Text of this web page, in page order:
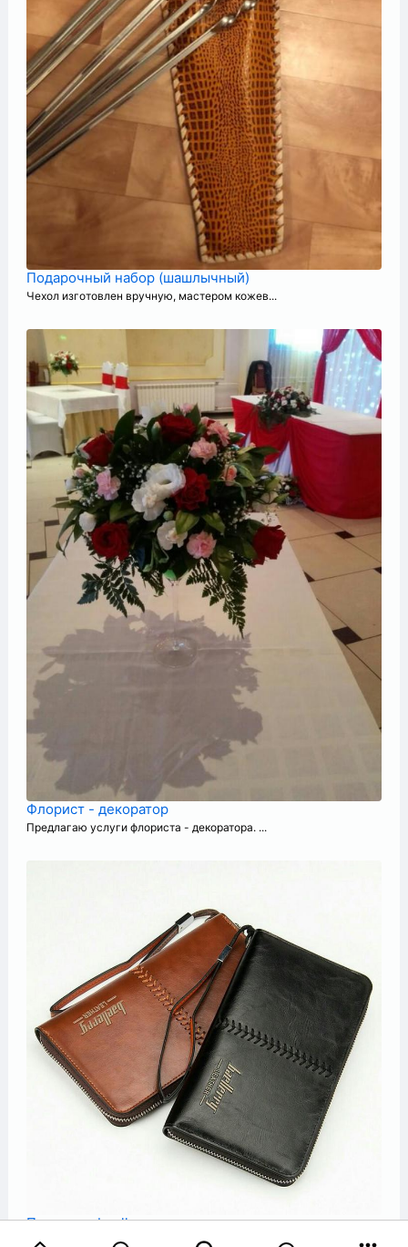
Подарочный набор (шашлычный)
Чехол изготовлен вручную, мастером кожев...
Флорист - декоратор
Предлагаю услуги флориста - декоратора. ...
Портмоне baellerry
Качественное портмоне по доступной цене!...